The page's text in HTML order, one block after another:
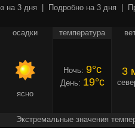
на 3 дня Подробно на 3 дня
осадки температура
ясно
Ночь: 9°c
День: 19°c
3
Экстремальные значения